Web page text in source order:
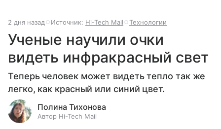
2 дня назад Источник: Hi-Tech Mail Технологии
Ученые научили очки
видеть инфракрасный свет
Теперь человек может видеть тепло так же
легко, как красный или синий цвет.
Полина Тихонова
Автор Hi-Tech Mail